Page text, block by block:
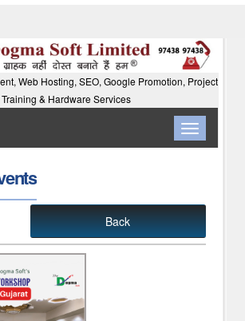
Web Hosting, SEO, Google Promotion, Project
Training & Hardware Services
Toggle
navigation
Back